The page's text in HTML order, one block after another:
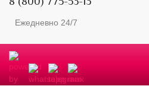
Ежедневно 24/7